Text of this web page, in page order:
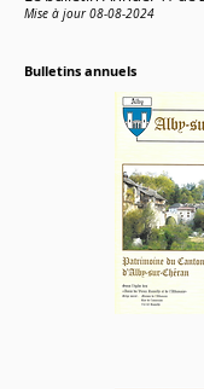
Mise à jour08-08-2024
Bulletins annuels